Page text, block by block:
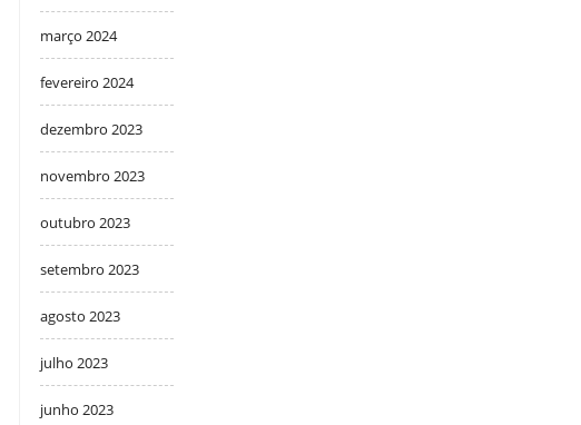
março 2024
fevereiro 2024
dezembro 2023
novembro 2023
outubro 2023
setembro 2023
agosto 2023
julho 2023
junho 2023